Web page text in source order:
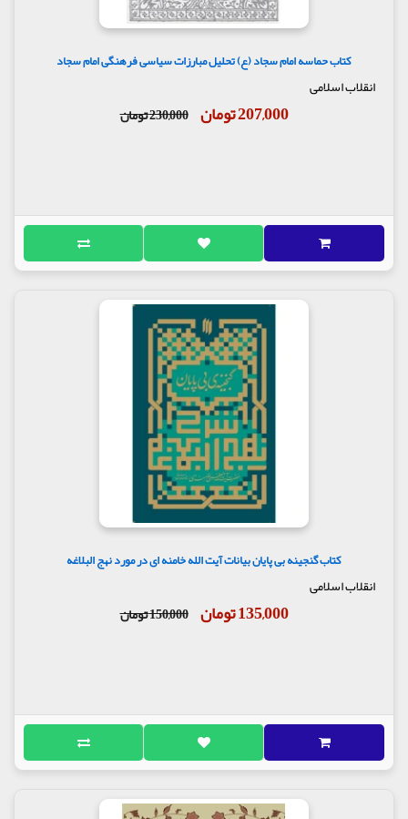
کتاب حماسه امام سجاد (ع) تحلیل مبارزات سیاسی فرهنگی امام سجاد
انقلاب اسلامی
207,000 تومان 230,000 تومان
کتاب گنجینه بی پایان بیانات آیت الله خامنه ای در مورد نهج البلاغه
انقلاب اسلامی
135,000 تومان 150,000 تومان